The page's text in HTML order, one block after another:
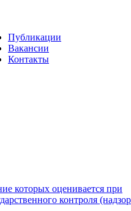
Публикации
Вакансии
Контакты
которых оценивается при
контроля